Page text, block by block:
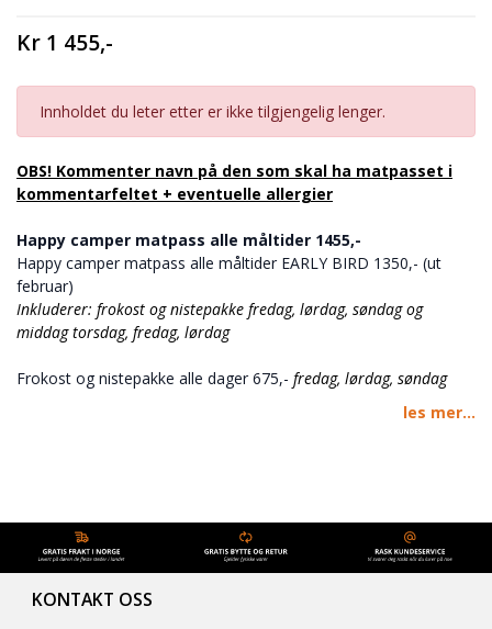
Kr 1 455,-
Innholdet du leter etter er ikke tilgjengelig lenger.
OBS! Kommenter navn på den som skal ha matpasset i
kommentarfeltet + eventuelle allergier
Happy camper matpass alle måltider 1455,-
Happy camper matpass alle måltider EARLY BIRD 1350,- (ut
februar)
Inkluderer: frokost og nistepakke fredag, lørdag, søndag og
middag torsdag, fredag, lørdag
Frokost og nistepakke alle dager 675,- fredag, lørdag, søndag
Bytt kvitteringen din til matarmbånd i resepsjonen på hotellet ved
ankomst.
Alle måltid blir servert i festivalteltet
les mer...
KONTAKT OSS